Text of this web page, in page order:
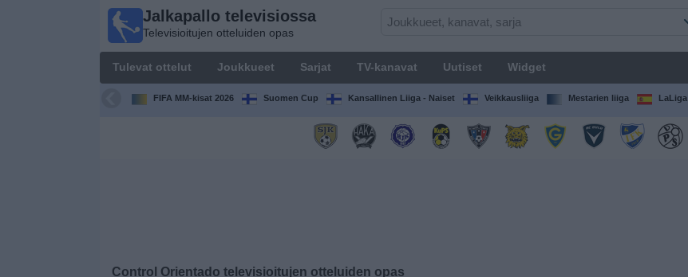
Jalkapallo televisiossa
Televisioitujen otteluiden opas
Tulevat ottelut Joukkueet Sarjat TV-kanavat Uutiset Widget
FIFA MM-kisat 2026 Suomen Cup Kansallinen Liiga - Naiset Veikkausliiga Mestarien liiga LaLiga
Control Orientado televisioitujen otteluiden opas
Jalkapallo
televisiossa
Televisioitujen
otteluiden opas